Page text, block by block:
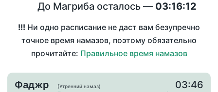
До Магриба осталось — 03:16:12
!!! Ни одно расписание не даст вам безупречно
точное время намазов, поэтому обязательно
прочитайте: Правильное время намазов
Фаджр
(Утренний намаз)
03:46